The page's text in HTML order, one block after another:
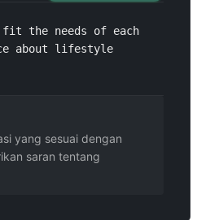
fit the needs of each
about lifestyle
yang sesuai dengan
saran tentang